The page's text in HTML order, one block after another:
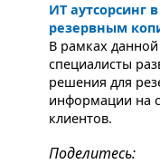
ИТ аутсорсинг
резервным
В рамках данной
специалисты
решения для
информации на
клиентов.
Поделитесь: